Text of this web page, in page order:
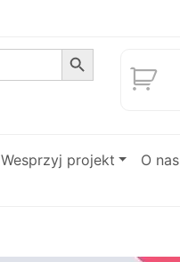
Search Button
Wesprzyj projekt O nas